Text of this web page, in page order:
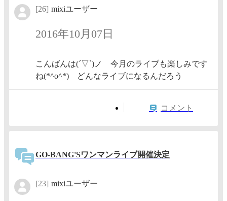
[26] mixiユーザー
2016年10月07日
こんばんは(´▽`)ノ 今月のライブも楽しみです
ね(*^o^*) どんなライブになるんだろう
コメント
GO-BANG'Sワンマンライブ開催決定
[23] mixiユーザー